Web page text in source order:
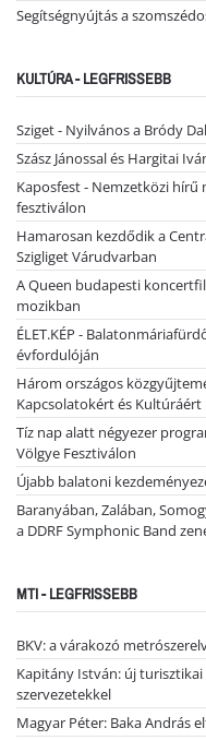
Segítségnyújtás a
KULTÚRA - LEGFRISSEBB
Sziget - Nyilvános a Bródy
Szász Jánossal és Hargitai
Kaposfest - Nemzetközi hírű
fesztiválon
Hamarosan kezdődik a
Szigliget Várudvarban
A Queen budapesti
mozikban
ÉLET.KÉP -
évfordulóján
Három országos
Kapcsolatokért és
Tíz nap alatt négyezer
Völgye Fesztiválon
Újabb balatoni
Baranyában, Zalában,
a DDRF Symphonic Band
MTI - LEGFRISSEBB
BKV: a várakozó
Kapitány István: új
szervezetekkel
Magyar Péter: Baka András